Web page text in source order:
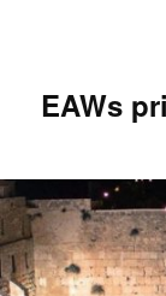
EAWs